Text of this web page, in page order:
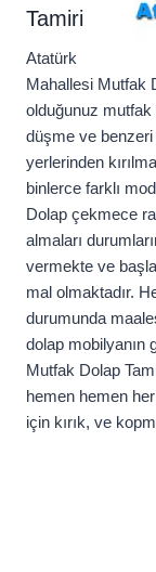
Tamiri
Atatürk
Mahallesi Mutfak
olduğunuz mutfak
düşme ve
yerlerinden
binlerce farklı
Dolap çekmece
almaları
vermekte ve
mal olmaktadır.
durumunda
dolap mobilyanın
Mutfak Dolap
hemen hemen
için kırık, ve